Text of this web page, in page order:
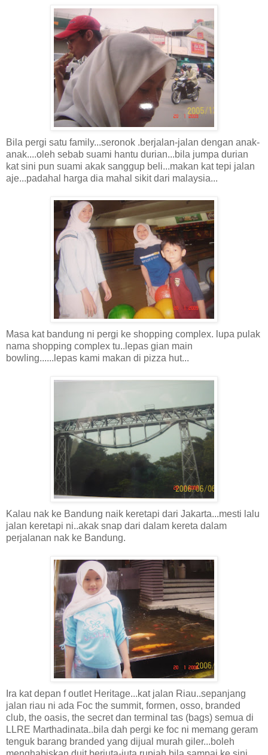
Bila pergi satu family...seronok .berjalan-jalan dengan anak-
anak....oleh sebab suami hantu durian...bila jumpa durian
kat sini pun suami akak sanggup beli...makan kat tepi jalan
aje...padahal harga dia mahal sikit dari malaysia...
Masa kat bandung ni pergi ke shopping complex. lupa pulak
nama shopping complex tu..lepas gian main
bowling......lepas kami makan di pizza hut...
Kalau nak ke Bandung naik keretapi dari Jakarta...mesti lalu
jalan keretapi ni..akak snap dari dalam kereta dalam
perjalanan nak ke Bandung.
Ira kat depan f outlet Heritage...kat jalan Riau..sepanjang
jalan riau ni ada Foc the summit, formen, osso, branded
club, the oasis, the secret dan terminal tas (bags) semua di
LLRE Marthadinata..bila dah pergi ke foc ni memang geram
tenguk barang branded yang dijual murah giler...boleh